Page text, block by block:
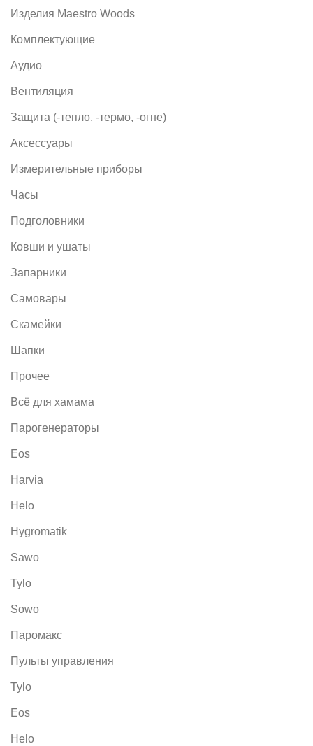
Изделия Maestro Woods
Комплектующие
Аудио
Вентиляция
Защита (-тепло, -термо, -огне)
Аксессуары
Измерительные приборы
Часы
Подголовники
Ковши и ушаты
Запарники
Самовары
Скамейки
Шапки
Прочее
Всё для хамама
Парогенераторы
Eos
Harvia
Helo
Hygromatik
Sawo
Tylo
Sowo
Паромакс
Пульты управления
Tylo
Eos
Helo